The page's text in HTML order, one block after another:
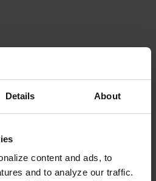
Details About
content and ads, to
and to analyze our traffic.